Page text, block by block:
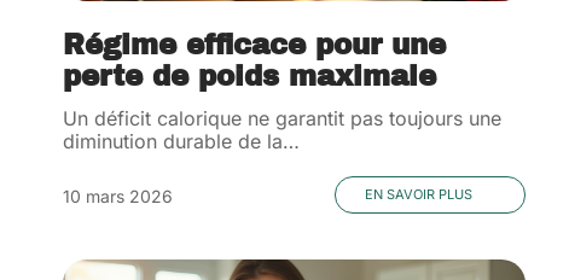
Régime efficace pour une
perte de poids maximale
Un déficit calorique ne garantit pas toujours une
diminution durable de la…
10 mars 2026 EN SAVOIR PLUS